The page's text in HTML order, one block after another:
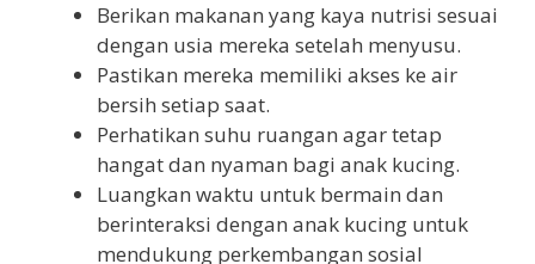
Berikan makanan yang kaya nutrisi sesuai
dengan usia mereka setelah menyusu.
Pastikan mereka memiliki akses ke air
bersih setiap saat.
Perhatikan suhu ruangan agar tetap
hangat dan nyaman bagi anak kucing.
Luangkan waktu untuk bermain dan
berinteraksi dengan anak kucing untuk
mendukung perkembangan sosial